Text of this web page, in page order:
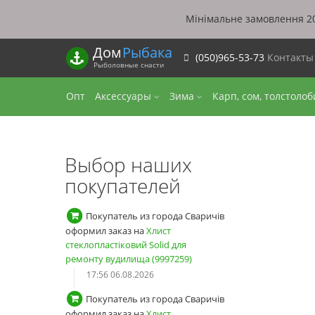
Мінімальне замовлення
ДомРыбака
Рыболовные снасти
(050)965-53-73 Контакты
Опт Аксессуары Зима Карп, сом,
Выбор наших
покупателей
Покупатель из города Сваричів
оформил заказ наХлист